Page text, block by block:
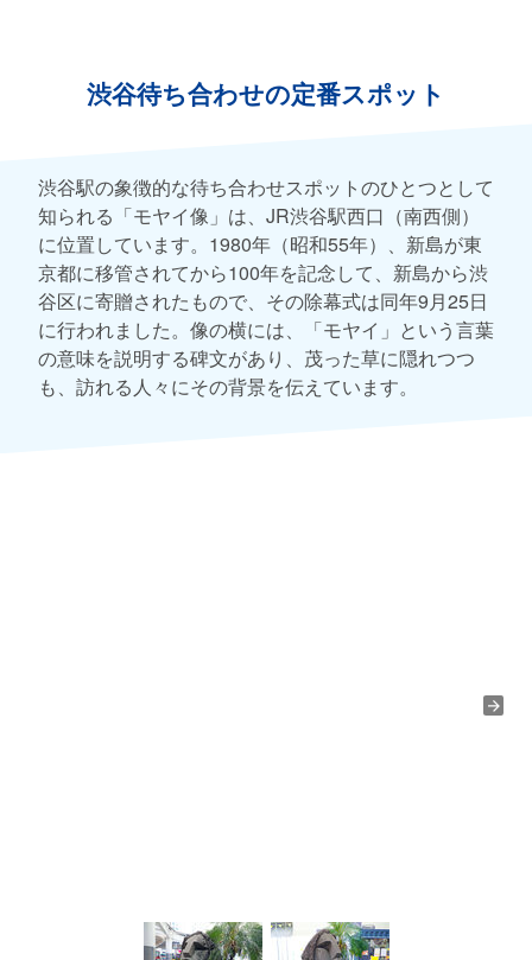
渋谷待ち合わせの定番スポット
渋谷駅の象徴的な待ち合わせスポットのひとつとして
知られる「モヤイ像」は、JR渋谷駅西口（南西側）
に位置しています。1980年（昭和55年）、新島が東
京都に移管されてから100年を記念して、新島から渋
谷区に寄贈されたもので、その除幕式は同年9月25日
に行われました。像の横には、「モヤイ」という言葉
の意味を説明する碑文があり、茂った草に隠れつつ
も、訪れる人々にその背景を伝えています。